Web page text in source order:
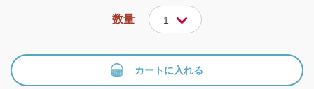
数量 1
カートに入れる